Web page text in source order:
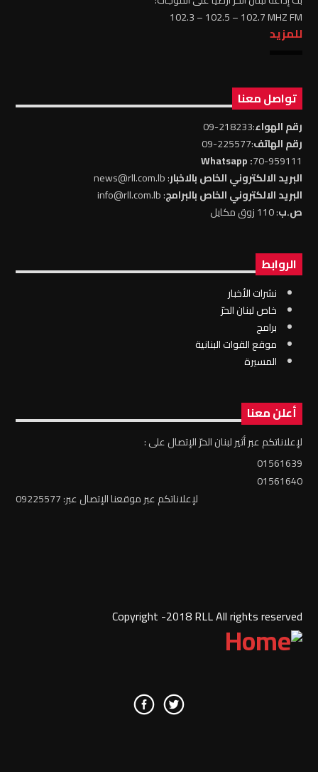
102.3 – 102.5 – 102.7 MHZ FM
للمزيد
تواصل معنا
رقم الهواء:218233-09
رقم الهاتف:225577-09
70-959111
: Whatsapp
البريد الالكتروني الخاص بالاخبار: news@rll.com.lb
البريد الالكتروني الخاص بالبرامج: info@rll.com.lb
ص.ب: 110 زوق مكايل
الروابط
نشرات الأخبار
خاص لبنان الحرّ
برامج
موقع القوات البنانية
المسيرة
أعلن معنا
لإعلاناتكم عبر أثير لبنان الحرّ الإتصال على :
01561639
01561640
لإعلاناتكم عبر موقعنا الإتصال عبر: 09225577
Copyright -2018 RLL All rights reserved